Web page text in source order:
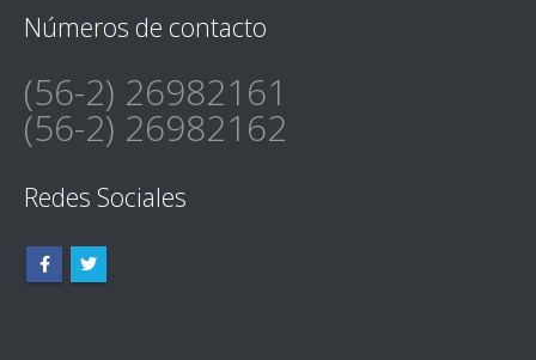
Números de contacto
(56-2) 26982161
(56-2) 26982162
Redes Sociales